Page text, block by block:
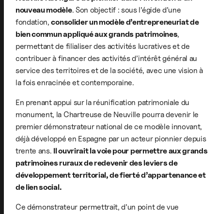
nouveau modèle. Son objectif : sous l’égide d’une
fondation,consolider un modèle d’entrepreneuriat de
bien commun appliqué aux grands patrimoines,
permettant de filialiser des activités lucratives et de
contribuer à financer des activités d’intérêt général au
service des territoires et de la société, avec une vision à
la fois enracinée et contemporaine.
En prenant appui sur la réunification patrimoniale du
monument, la Chartreuse de Neuville pourra devenir le
premier démonstrateur national de ce modèle innovant,
déjà développé en Espagne par un acteur pionnier depuis
trente ans. Il ouvrirait la voie pour permettre aux grands
patrimoines ruraux de redevenir des leviers de
développement territorial, de fierté d’appartenance et
de lien social.
Ce démonstrateur permettrait, d’un point de vue